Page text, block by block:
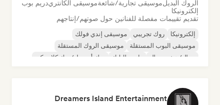
الروك البديلموسيقى تجارية/شائعةموسيقى الكانتريدريم بوب
إلكترونيكا
تقديم تقييمات مفصلة للفنانين حول صوتهم/إنتاجهم
إلكترونيكا روك تجريبي
موسيقى إندي فولك
موسيقى البوب المستقلة
موسيقى الروك المستقلة
ميتال/هيفي ميتال
ما بعد البانك روك أند رول/روك كلاسيكي
Dreamers Island Entertainment